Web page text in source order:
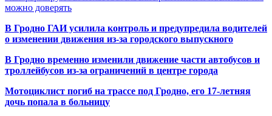
можно доверять
В Гродно ГАИ усилила контроль и предупредила водителей
о изменении движения из-за городского выпускного
В Гродно временно изменили движение части автобусов и
троллейбусов из-за ограничений в центре города
Мотоциклист погиб на трассе под Гродно, его 17-летняя
дочь попала в больницу